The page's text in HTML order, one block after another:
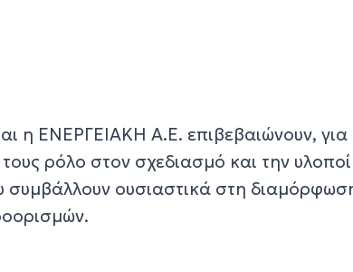
η ΕΝΕΡΓΕΙΑΚΗ Α.Ε. επιβεβαιώνουν,
ρόλο στον σχεδιασμό και την
ουσιαστικά στη